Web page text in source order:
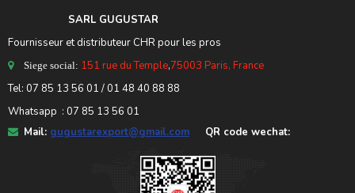
SARL GUGUSTAR
Fournisseur et distributeur CHR pour les pros
Siege social: 151 rue du Temple,75003 Paris, France
Tel: 07 85 13 56 01 / 01 48 40 88 88
Whatsapp : 07 85 13 56 01
Mail: gugustarexport@gmail.com QR code wechat: